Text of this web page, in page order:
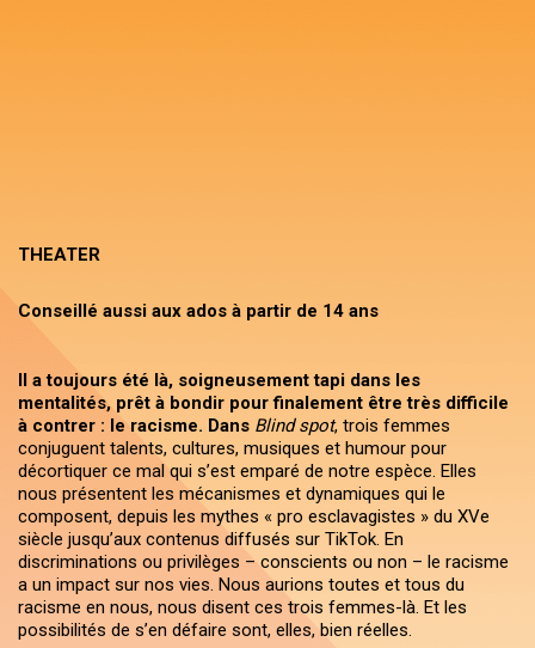
THEATER
Conseillé aussi aux ados à partir de 14 ans
Il a toujours été là, soigneusement tapi dans les
mentalités, prêt à bondir pour finalement être très difficile
à contrer : le racisme. Dans Blind spot, trois femmes
conjuguent talents, cultures, musiques et humour pour
décortiquer ce mal qui s’est emparé de notre espèce. Elles
nous présentent les mécanismes et dynamiques qui le
composent, depuis les mythes « pro esclavagistes » du XVe
siècle jusqu’aux contenus diffusés sur TikTok. En
discriminations ou privilèges – conscients ou non – le racisme
a un impact sur nos vies. Nous aurions toutes et tous du
racisme en nous, nous disent ces trois femmes-là. Et les
possibilités de s’en défaire sont, elles, bien réelles.